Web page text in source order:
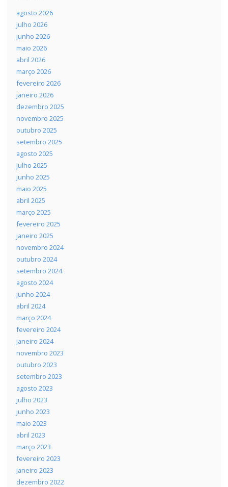
agosto 2026
julho 2026
junho 2026
maio 2026
abril 2026
março 2026
fevereiro 2026
janeiro 2026
dezembro 2025
novembro 2025
outubro 2025
setembro 2025
agosto 2025
julho 2025
junho 2025
maio 2025
abril 2025
março 2025
fevereiro 2025
janeiro 2025
novembro 2024
outubro 2024
setembro 2024
agosto 2024
junho 2024
abril 2024
março 2024
fevereiro 2024
janeiro 2024
novembro 2023
outubro 2023
setembro 2023
agosto 2023
julho 2023
junho 2023
maio 2023
abril 2023
março 2023
fevereiro 2023
janeiro 2023
dezembro 2022